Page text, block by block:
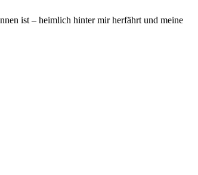
ist – heimlich hinter mir herfährt und meine